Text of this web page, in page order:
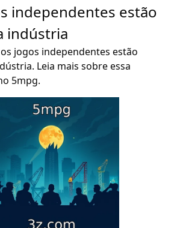
independentes estão
indústria
jogos independentes estão
Leia mais sobre essa
5mpg.